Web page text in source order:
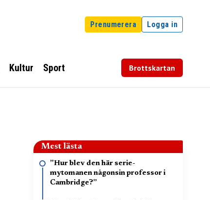
Prenumerera Logga in
Kultur Sport Brottskartan
Mest lästa
”Hur blev den här serie-
mytomanen någonsin professor i
Cambridge?”